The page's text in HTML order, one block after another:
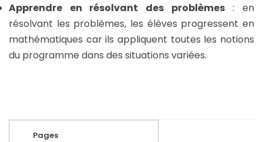
Apprendre en résolvant des problèmes: en
résolvant les problèmes, les élèves progressent en
mathématiques car ils appliquent toutes les notions
du programme dans des situations variées.
Pages